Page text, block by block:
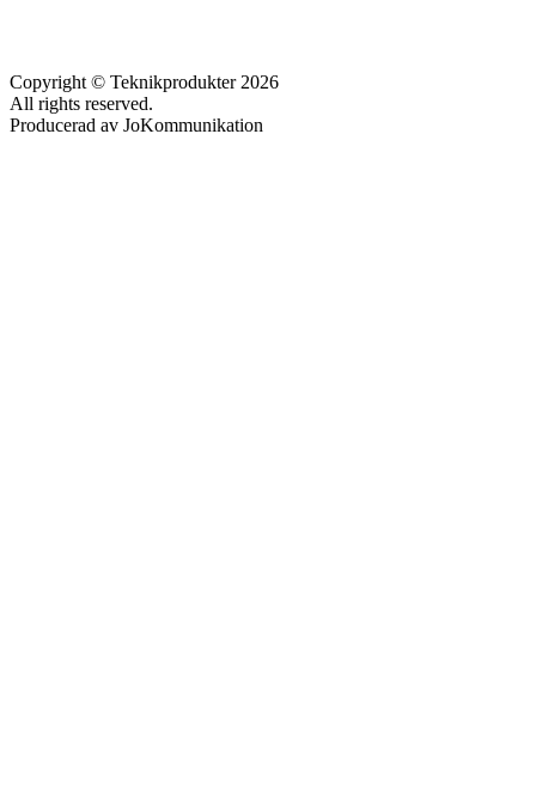
Copyright © Teknikprodukter 2026
All rights reserved.
Producerad av JoKommunikation